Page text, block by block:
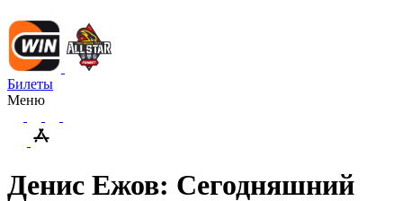
Билеты
Меню
Денис Ежов: Сегодняшний